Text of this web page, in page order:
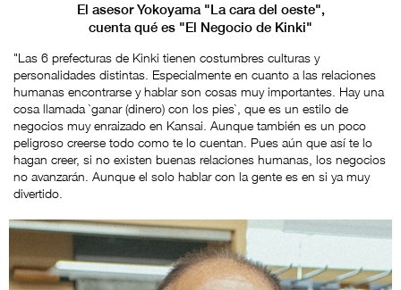
El asesor Yokoyama "La cara del oeste",
cuenta qué es "El Negocio de Kinki"
"Las 6 prefecturas de Kinki tienen costumbres culturas y
personalidades distintas. Especialmente en cuanto a las relaciones
humanas encontrarse y hablar son cosas muy importantes. Hay una
cosa llamada `ganar (dinero) con los pies`, que es un estilo de
negocios muy enraizado en Kansai. Aunque también es un poco
peligroso creerse todo como te lo cuentan. Pues aún que así te lo
hagan creer, si no existen buenas relaciones humanas, los negocios
no avanzarán. Aunque el solo hablar con la gente es en si ya muy
divertido.